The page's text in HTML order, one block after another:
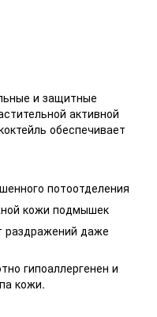
и защитные
активной
обеспечивает
потоотделения
кожи подмышек
раздражений даже
гипоаллергенен и
кожи.